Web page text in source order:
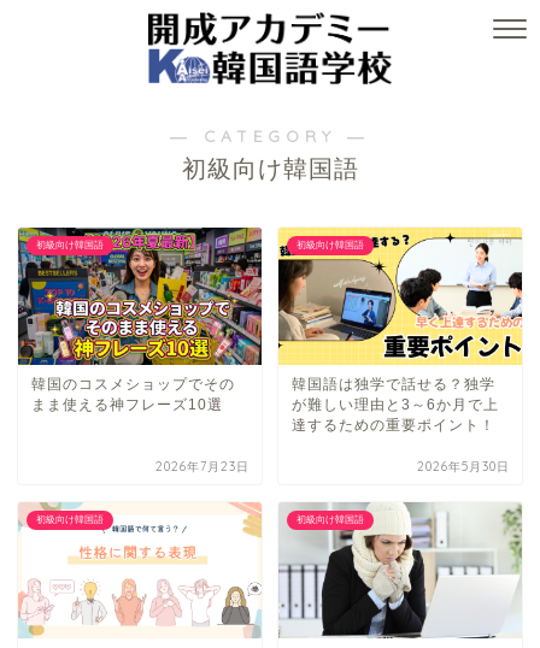
― CATEGORY ―
初級向け韓国語
初級向け韓国語
韓国のコスメショップでその
まま使える神フレーズ10選
2026年7月23日
初級向け韓国語
韓国語は独学で話せる？独学
が難しい理由と3～6か月で上
達するための重要ポイント！
2026年5月30日
初級向け韓国語 初級向け韓国語